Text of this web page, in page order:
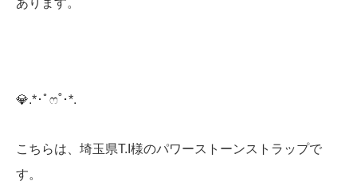
あります。
💎️.*･ﾟෆ˚･*.
こちらは、埼玉県T.I様のパワーストーンストラップで
す。